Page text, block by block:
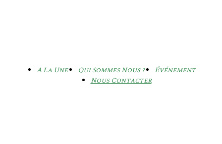
A La Une Qui Sommes Nous ?
Événement
Nous Contacter